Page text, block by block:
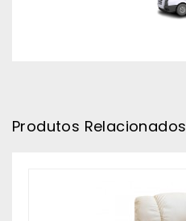
Produtos Relacionados